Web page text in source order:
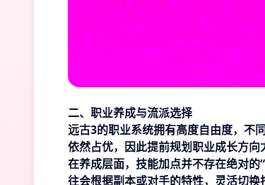
二、职业养成与流派选择
远古3的职业系统拥有高度自由度，不
依然占优，因此提前规划职业成长方向
在养成层面，技能加点并不存在绝对
往会根据副本或对手的特性，灵活切换